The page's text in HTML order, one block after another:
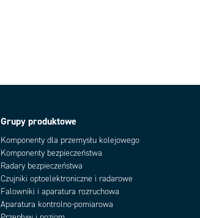
Grupy produktowe
Komponenty dla przemysłu kolejowego
Komponenty bezpieczeństwa
Radary bezpieczeństwa
Czujniki optoelektroniczne i radarowe
Falowniki i aparatura rozruchowa
Aparatura kontrolno-pomiarowa